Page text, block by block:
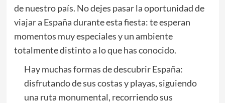
de nuestro país. No dejes pasar la oportunidad de
viajar a España durante esta fiesta: te esperan
momentos muy especiales y un ambiente
totalmente distinto a lo que has conocido.
Hay muchas formas de descubrir España:
disfrutando de sus costas y playas, siguiendo
una ruta monumental, recorriendo sus